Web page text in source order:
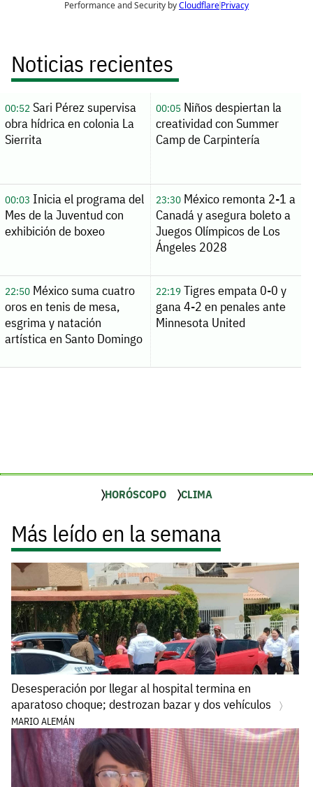
Noticias recientes
00:52Sari Pérez supervisa
obra hídrica en colonia La
Sierrita
00:05Niños despiertan la
creatividad con Summer
Camp de Carpintería
00:03 Inicia el programa del
Mes de la Juventud con
exhibición de boxeo
23:30México remonta 2-1 a
Canadá y asegura boleto a
Juegos Olímpicos de Los
Ángeles 2028
22:50México suma cuatro
oros en tenis de mesa,
esgrima y natación
artística en Santo Domingo
22:19Tigres empata 0-0 y
gana 4-2 en penales ante
Minnesota United
HORÓSCOPO CLIMA
Más leído en la semana
Desesperación por llegar al hospital termina en
aparatoso choque; destrozan bazar y dos vehículos
MARIO ALEMÁN